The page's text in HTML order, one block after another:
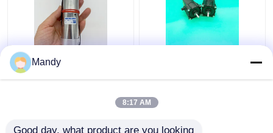
हीडलबर्ग प्रिंटिंग मशीन के लिए
सिल्वर गियर वाली मोटर
लिए गियर मोटर
Mandy
8:17 AM
Good day, what product are you looking